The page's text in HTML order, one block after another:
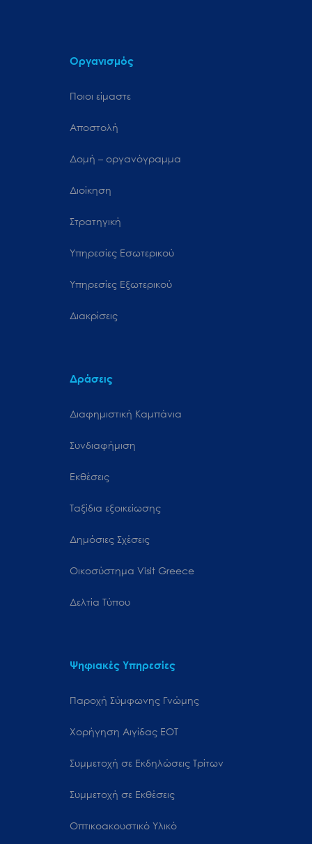
Οργανισμός
Ποιοι είμαστε
Αποστολή
Δομή – οργανόγραμμα
Διοίκηση
Στρατηγική
Υπηρεσίες Εσωτερικού
Υπηρεσίες Εξωτερικού
Διακρίσεις
Δράσεις
Διαφημιστική Καμπάνια
Συνδιαφήμιση
Εκθέσεις
Ταξίδια εξοικείωσης
Δημόσιες Σχέσεις
Oικοσύστημα Visit Greece
Δελτία Τύπου
Ψηφιακές Υπηρεσίες
Παροχή Σύμφωνης Γνώμης
Χορήγηση Αιγίδας ΕΟΤ
Συμμετοχή σε Εκδηλώσεις Τρίτων
Συμμετοχή σε Εκθέσεις
Οπτικοακουστικό Υλικό